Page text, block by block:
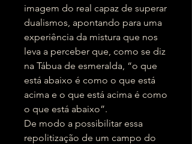
imagem do real capaz de superar
dualismos, apontando para uma
experiência da mistura que nos
leva a perceber que, como se diz
na Tábua de esmeralda, “o que
está abaixo é como o que está
acima e o que está acima é como
o que está abaixo”.
De modo a possibilitar essa
repolitização de um campo do